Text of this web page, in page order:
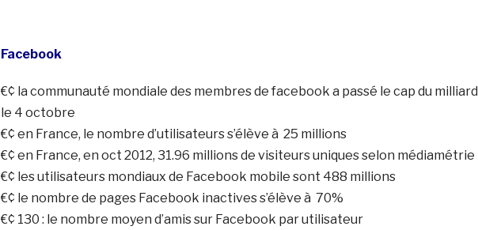
Facebook
€¢ la communauté mondiale des membres de facebook a passé le cap du milliard
le 4 octobre
€¢ en France, le nombre d’utilisateurs s’élève à 25 millions
€¢ en France, en oct 2012, 31.96 millions de visiteurs uniques selon médiamétrie
€¢ les utilisateurs mondiaux de Facebook mobile sont 488 millions
€¢ le nombre de pages Facebook inactives s’élève à 70%
€¢ 130 : le nombre moyen d’amis sur Facebook par utilisateur